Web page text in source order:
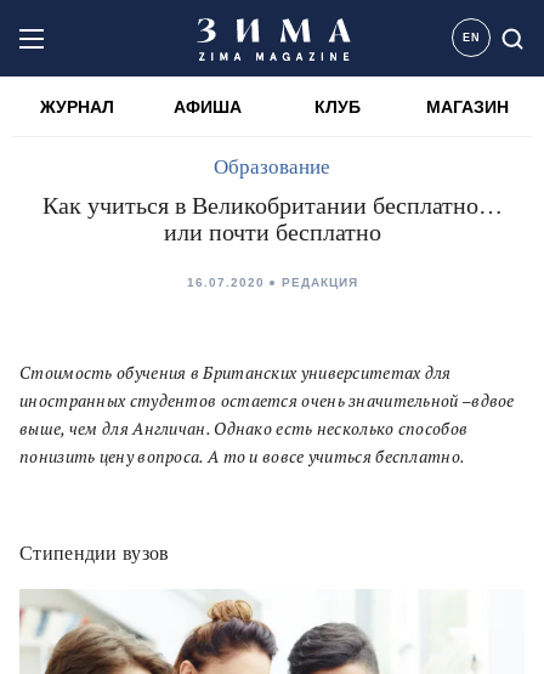
EN
ЖУРНАЛ АФИША КЛУБ МАГАЗИН
Образование
Как учиться в Великобритании бесплатно…
или почти бесплатно
16.07.2020 PЕДАКЦИЯ
Стоимость обучения в Британских университетах для
иностранных студентов остается очень значительной –вдвое
выше, чем для Англичан. Однако есть несколько способов
понизить цену вопроса. А то и вовсе учиться бесплатно.
Стипендии вузов